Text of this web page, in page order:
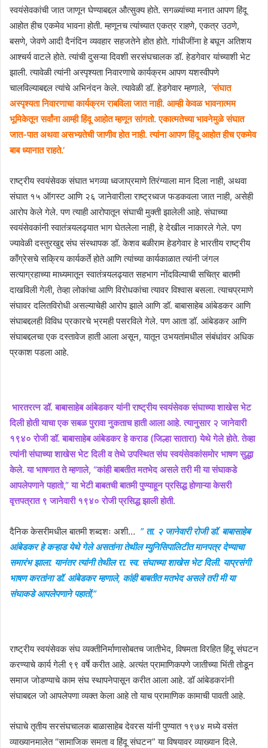
स्वयंसेवकांची जात जाणून घेण्याबद्दल औत्सुक्य होते. सगळ्यांच्या मनात आपण हिंदू
आहोत हीच एकमेव भावना होती. म्हणूनच त्यांच्यात एकत्र राहणे, एकत्र उठणे,
बसणे, जेवणे आदी दैनंदिन व्यवहार सहजतेने होत होते. गांधीजींना हे बघून अतिशय
आश्चर्य वाटले होते. त्यांची दुसऱ्या दिवशी सरसंघचालक डॉ. हेडगेवार यांच्याशी भेट
झाली. त्यावेळी त्यांनी अस्पृश्यता निवारणाचे कार्यक्रम आपण यशस्वीपणे
चालविल्याबद्दल त्यांचे अभिनंदन केले. त्यावेळी डॉ. हेडगेवार म्हणाले, ‘संघात
अस्पृश्यता निवारणाचा कार्यक्रम राबविला जात नाही. आम्ही केवळ भावनात्मम
भूमिकेतून सर्वांना आम्ही हिंदू आहोत म्हणून सांगतो. एकात्मतेच्या भावनेमुळे संघात
जात-पात अथवा असभ्य़तेची जाणीव होत नाही. त्यांना आपण हिंदू आहोत हीच एकमेव
बाब ध्यानात राहते.’
राष्ट्रीय स्वयंसेवक संघात भगव्या ध्वजाप्रमाणे तिरंग्याला मान दिला नाही, अथवा
संघात १५ ऑगस्ट आणि २६ जानेवारीला राष्ट्रध्वज फडकवला जात नाही, असेही
आरोप केले गेले. पण त्याही आरोपातून संघाची मुक्ती झालेली आहे. संघाच्या
स्वयंसेवकांनी स्वातंत्र्यलढ्यात भाग घेतलेला नाही, हे देखील नाकारले गेले. पण
ज्यावेळी दस्तुरखुद्द संघ संस्थापक डॉ. केशव बळीराम हेडगेवार हे भारतीय राष्ट्रीय
काँग्रेसचे सक्रिय कार्यकर्ते होते आणि त्यांच्या कार्यकाळात त्यांनी जंगल
सत्याग्रहाच्या माध्यमातून स्वातंत्र्यलढ्यात सहभाग नोंदविल्याची सचित्र बातमी
दाखविली गेली, तेव्हा लोकांचा आणि विरोधकांचा त्यावर विश्वास बसला. त्याचप्रमाणे
संघावर दलितविरोधी असल्याचेही आरोप झाले आणि डॉ. बाबासाहेब आंबेडकर आणि
संघाबद्दलही विविध प्रकारचे भ्रमही पसरविले गेले. पण आता डॉ. आंबेडकर आणि
संघाबद्दलचा एक दस्तावेज हाती आला असून, यातून उभयतांमधील संबंधांवर अधिक
प्रकाश पडला आहे.
भारतरत्न डॉ. बाबासाहेब आंबेडकर यांनी राष्ट्रीय स्वयंसेवक संघाच्या शाखेस भेट
दिली होती याचा एक सबळ पुरावा नुकताच हाती आला आहे. त्यानुसार २ जानेवारी
१९४० रोजी डॉ. बाबासाहेब आंबेडकर हे कराड (जिल्हा सातारा) येथे गेले होते. तेव्हा
त्यांनी संघाच्या शाखेस भेट दिली व तेथे उपस्थित संघ स्वयंसेवकांसमोर भाषण सुद्धा
केले. या भाषणात ते म्हणाले, “कांही बाबतीत मतभेद असले तरी मी या संघाकडे
आपलेपणाने पहातो,” या भेटी बाबतची बातमी पुण्याहून प्रसिद्ध होणाऱ्या केसरी
वृत्तपत्रात ९ जानेवारी १९४० रोजी प्रसिद्ध झाली होती.
दैनिक केसरीमधील बातमी शब्दशः अशी… ” ता. २ जानेवारी रोजी डॉ. बाबासाहेब
आंबेडकर हे कऱ्हाड येथे गेले असतांना तेथील म्युनिसिपालिटीत मानपत्र देण्याचा
समारंभ झाला. यानंतर त्यांनी तेथील रा. स्व. संघाच्या शाखेस भेट दिली. याप्रसंगी
भाषण करतांना डॉ. आंबेडकर म्हणाले, कांही बाबतीत मतभेद असले तरी मी या
संघाकडे आपलेपणाने पहातों,”
राष्ट्रीय स्वयंसेवक संघ व्यक्तीनिर्माणासोबतच जातीभेद, विषमता विरहित हिंदू संघटन
करण्याचे कार्य गेली ९९ वर्षे करीत आहे. अत्यंत प्रामाणिकपणे जातीच्या भिंती तोडून
समाज जोडण्याचे काम संघ स्थापनेपासून करीत आला आहे. डॉ आंबेडकरांनी
संघाबद्दल जो आपलेपणा व्यक्त केला आहे तो याच प्रामाणिक कामाची पावती आहे.
संघाचे तृतीय सरसंघचालक बाळासाहेब देवरस यांनी पुण्यात १९७४ मध्ये वसंत
व्याख्यानमालेत “सामाजिक समता व हिंदू संघटन” या विषयावर व्याख्यान दिले.